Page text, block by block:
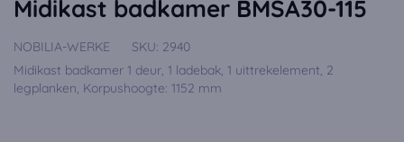
Midikast badkamer BMSA30-115
NOBILIA-WERKE SKU: 2940
Midikast badkamer 1 deur, 1 ladebak, 1 uittrekelement, 2
legplanken, Korpushoogte: 1152 mm